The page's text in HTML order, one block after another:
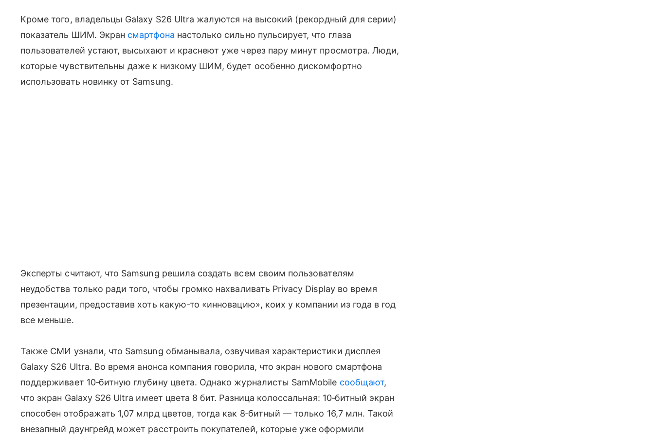
Кроме того, владельцы Galaxy S26 Ultra жалуются на высокий (рекордный для серии)
показатель ШИМ. Экран смартфона настолько сильно пульсирует, что глаза
пользователей устают, высыхают и краснеют уже через пару минут просмотра. Люди,
которые чувствительны даже к низкому ШИМ, будет особенно дискомфортно
использовать новинку от Samsung.
Эксперты считают, что Samsung решила создать всем своим пользователям
неудобства только ради того, чтобы громко нахваливать Privacy Display во время
презентации, предоставив хоть какую-то «инновацию», коих у компании из года в год
все меньше.
Также СМИ узнали, что Samsung обманывала, озвучивая характеристики дисплея
Galaxy S26 Ultra. Во время анонса компания говорила, что экран нового смартфона
поддерживает 10‑битную глубину цвета. Однако журналисты SamMobile сообщают,
что экран Galaxy S26 Ultra имеет цвета 8 бит. Разница колоссальная: 10‑битный экран
способен отображать 1,07 млрд цветов, тогда как 8‑битный — только 16,7 млн. Такой
внезапный даунгрейд может расстроить покупателей, которые уже оформили